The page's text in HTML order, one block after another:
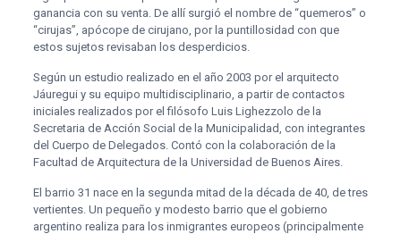
ganancia con su venta. De allí surgió el nombre de “quemeros” o
“cirujas”, apócope de cirujano, por la puntillosidad con que
estos sujetos revisaban los desperdicios. ​
Según un estudio realizado en el año 2003 por el arquitecto
Jáuregui y su equipo multidisciplinario, a partir de contactos
iniciales realizados por el filósofo Luis Lighezzolo de la
Secretaria de Acción Social de la Municipalidad, con integrantes
del Cuerpo de Delegados. Contó con la colaboración de la
Facultad de Arquitectura de la Universidad de Buenos Aires.
El barrio 31 nace en la segunda mitad de la década de 40, de tres
vertientes. Un pequeño y modesto barrio que el gobierno
argentino realiza para los inmigrantes europeos (principalmente